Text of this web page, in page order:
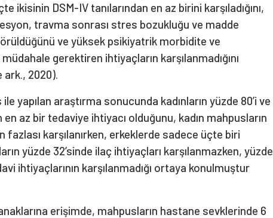
ikisinin DSM-IV tanılarından en az birini karşıladığını,
travma sonrası stres bozukluğu ve madde
ve yüksek psikiyatrik morbidite ve
gerektiren ihtiyaçların karşılanmadığını
2020).
yapılan araştırma sonucunda kadınların yüzde 80’i ve
en az bir tedaviye ihtiyacı olduğunu, kadın mahpusların
fazlası karşılanırken, erkeklerde sadece üçte biri
yüzde 32’sinde ilaç ihtiyaçları karşılanmazken, yüzde
ihtiyaçlarının karşılanmadığı ortaya konulmuştur
erişimde, mahpusların hastane sevklerinde 6